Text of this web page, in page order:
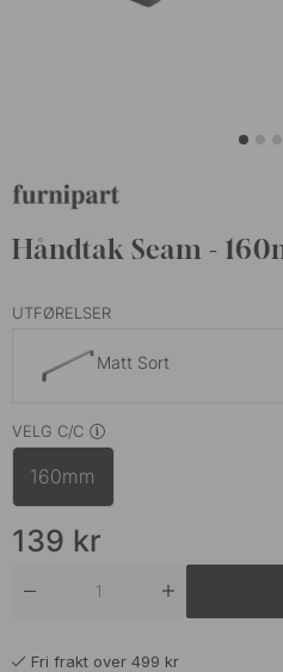
Håndtak Seam -
UTFØRELSER
Matt Sort
Rustfritt Stål Finish
VELG C/C
160mm
139 kr
Fri frakt over 499 kr